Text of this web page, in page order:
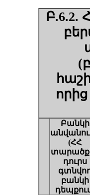
Բ.6.2.
Բանկի
(ՀՀ
դուրս
բանկի